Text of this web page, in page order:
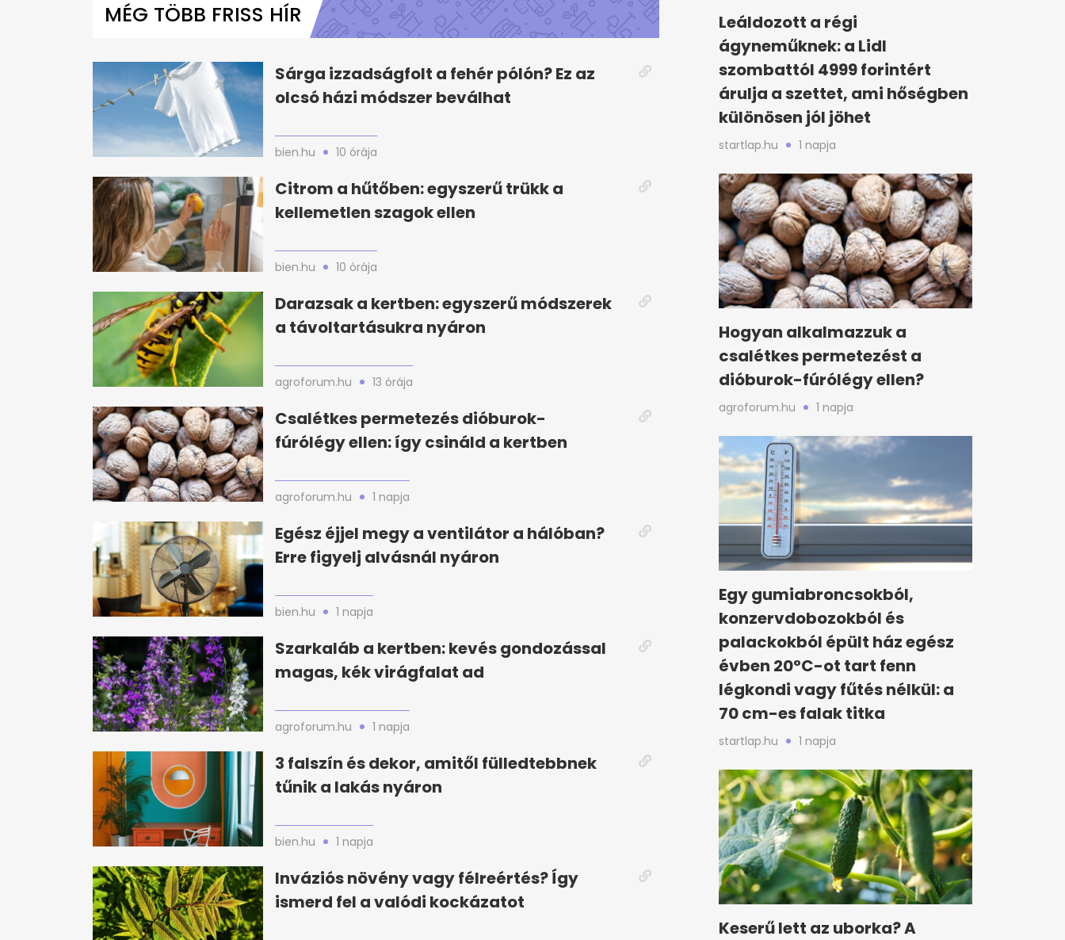
minute,
0%
MÉG TÖBB FRISS HÍR
Sárga izzadságfolt a fehér pólón? Ez az
olcsó házi módszer beválhat
bien.hu 10 órája
Citrom a hűtőben: egyszerű trükk a
kellemetlen szagok ellen
bien.hu 10 órája
Darazsak a kertben: egyszerű módszerek
a távoltartásukra nyáron
agroforum.hu 13 órája
Csalétkes permetezés dióburok-
fúrólégy ellen: így csináld a kertben
agroforum.hu 1 napja
Egész éjjel megy a ventilátor a hálóban?
Erre figyelj alvásnál nyáron
bien.hu 1 napja
Szarkaláb a kertben: kevés gondozással
magas, kék virágfalat ad
agroforum.hu 1 napja
3 falszín és dekor, amitől fülledtebbnek
tűnik a lakás nyáron
bien.hu 1 napja
Inváziós növény vagy félreértés? Így
ismerd fel a valódi kockázatot
Leáldozott a régi
ágyneműknek: a Lidl
szombattól 4999 forintért
árulja a szettet, ami hőségben
különösen jól jöhet
startlap.hu 1 napja
Hogyan alkalmazzuk a
csalétkes permetezést a
dióburok-fúrólégy ellen?
agroforum.hu 1 napja
Egy gumiabroncsokból,
konzervdobozokból és
palackokból épült ház egész
évben 20°C-ot tart fenn
légkondi vagy fűtés nélkül: a
70 cm-es falak titka
startlap.hu 1 napja
Keserű lett az uborka? A